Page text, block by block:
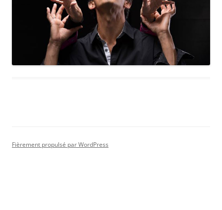
Fièrement propulsé par WordPress